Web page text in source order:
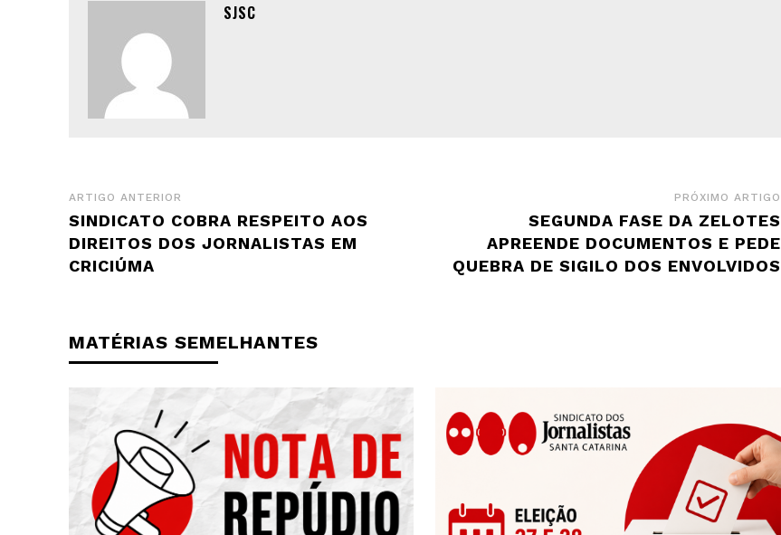
SJSC
ARTIGO ANTERIOR
SINDICATO COBRA RESPEITO AOS
DIREITOS DOS JORNALISTAS EM
CRICIÚMA
PRÓXIMO ARTIGO
SEGUNDA FASE DA ZELOTES
APREENDE DOCUMENTOS E PEDE
QUEBRA DE SIGILO DOS ENVOLVIDOS
MATÉRIAS SEMELHANTES